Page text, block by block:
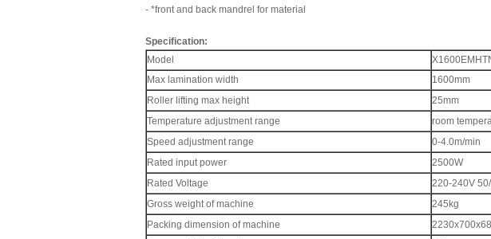
- *front and back mandrel for material
Specification:
Model
Max lamination width
1600mm
Roller lifting max height
25mm
Temperature adjustment range
room
Speed adjustment range
0-4.0m/min
Rated input power
2500W
Rated Voltage
220-240V
Gross weight of machine
245kg
Packing dimension of machine